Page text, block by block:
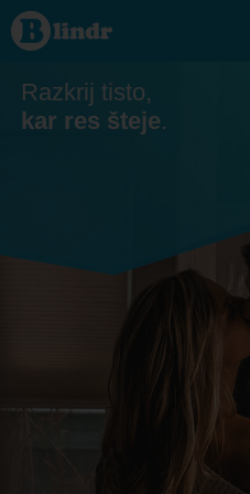
Zmenkovati
- On išče
njo Florida
Razkrij tisto,
kar res šteje.